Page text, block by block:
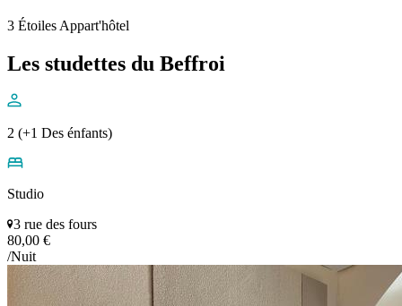
3 Étoiles Appart'hôtel
Les studettes du Beffroi
2 (+1 Des énfants)
Studio
3 rue des fours
80,00 €
/Nuit